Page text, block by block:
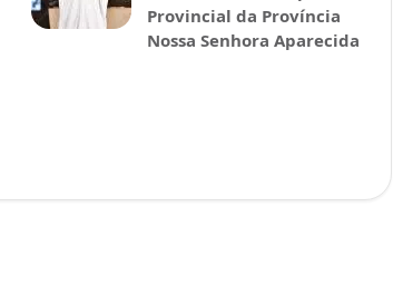
Provincial da Província
Nossa Senhora Aparecida